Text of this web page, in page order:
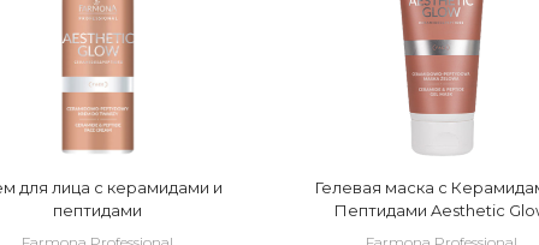
для лица с керамидами и
пептидами
Гелевая маска с
Пептидами Aesthetic